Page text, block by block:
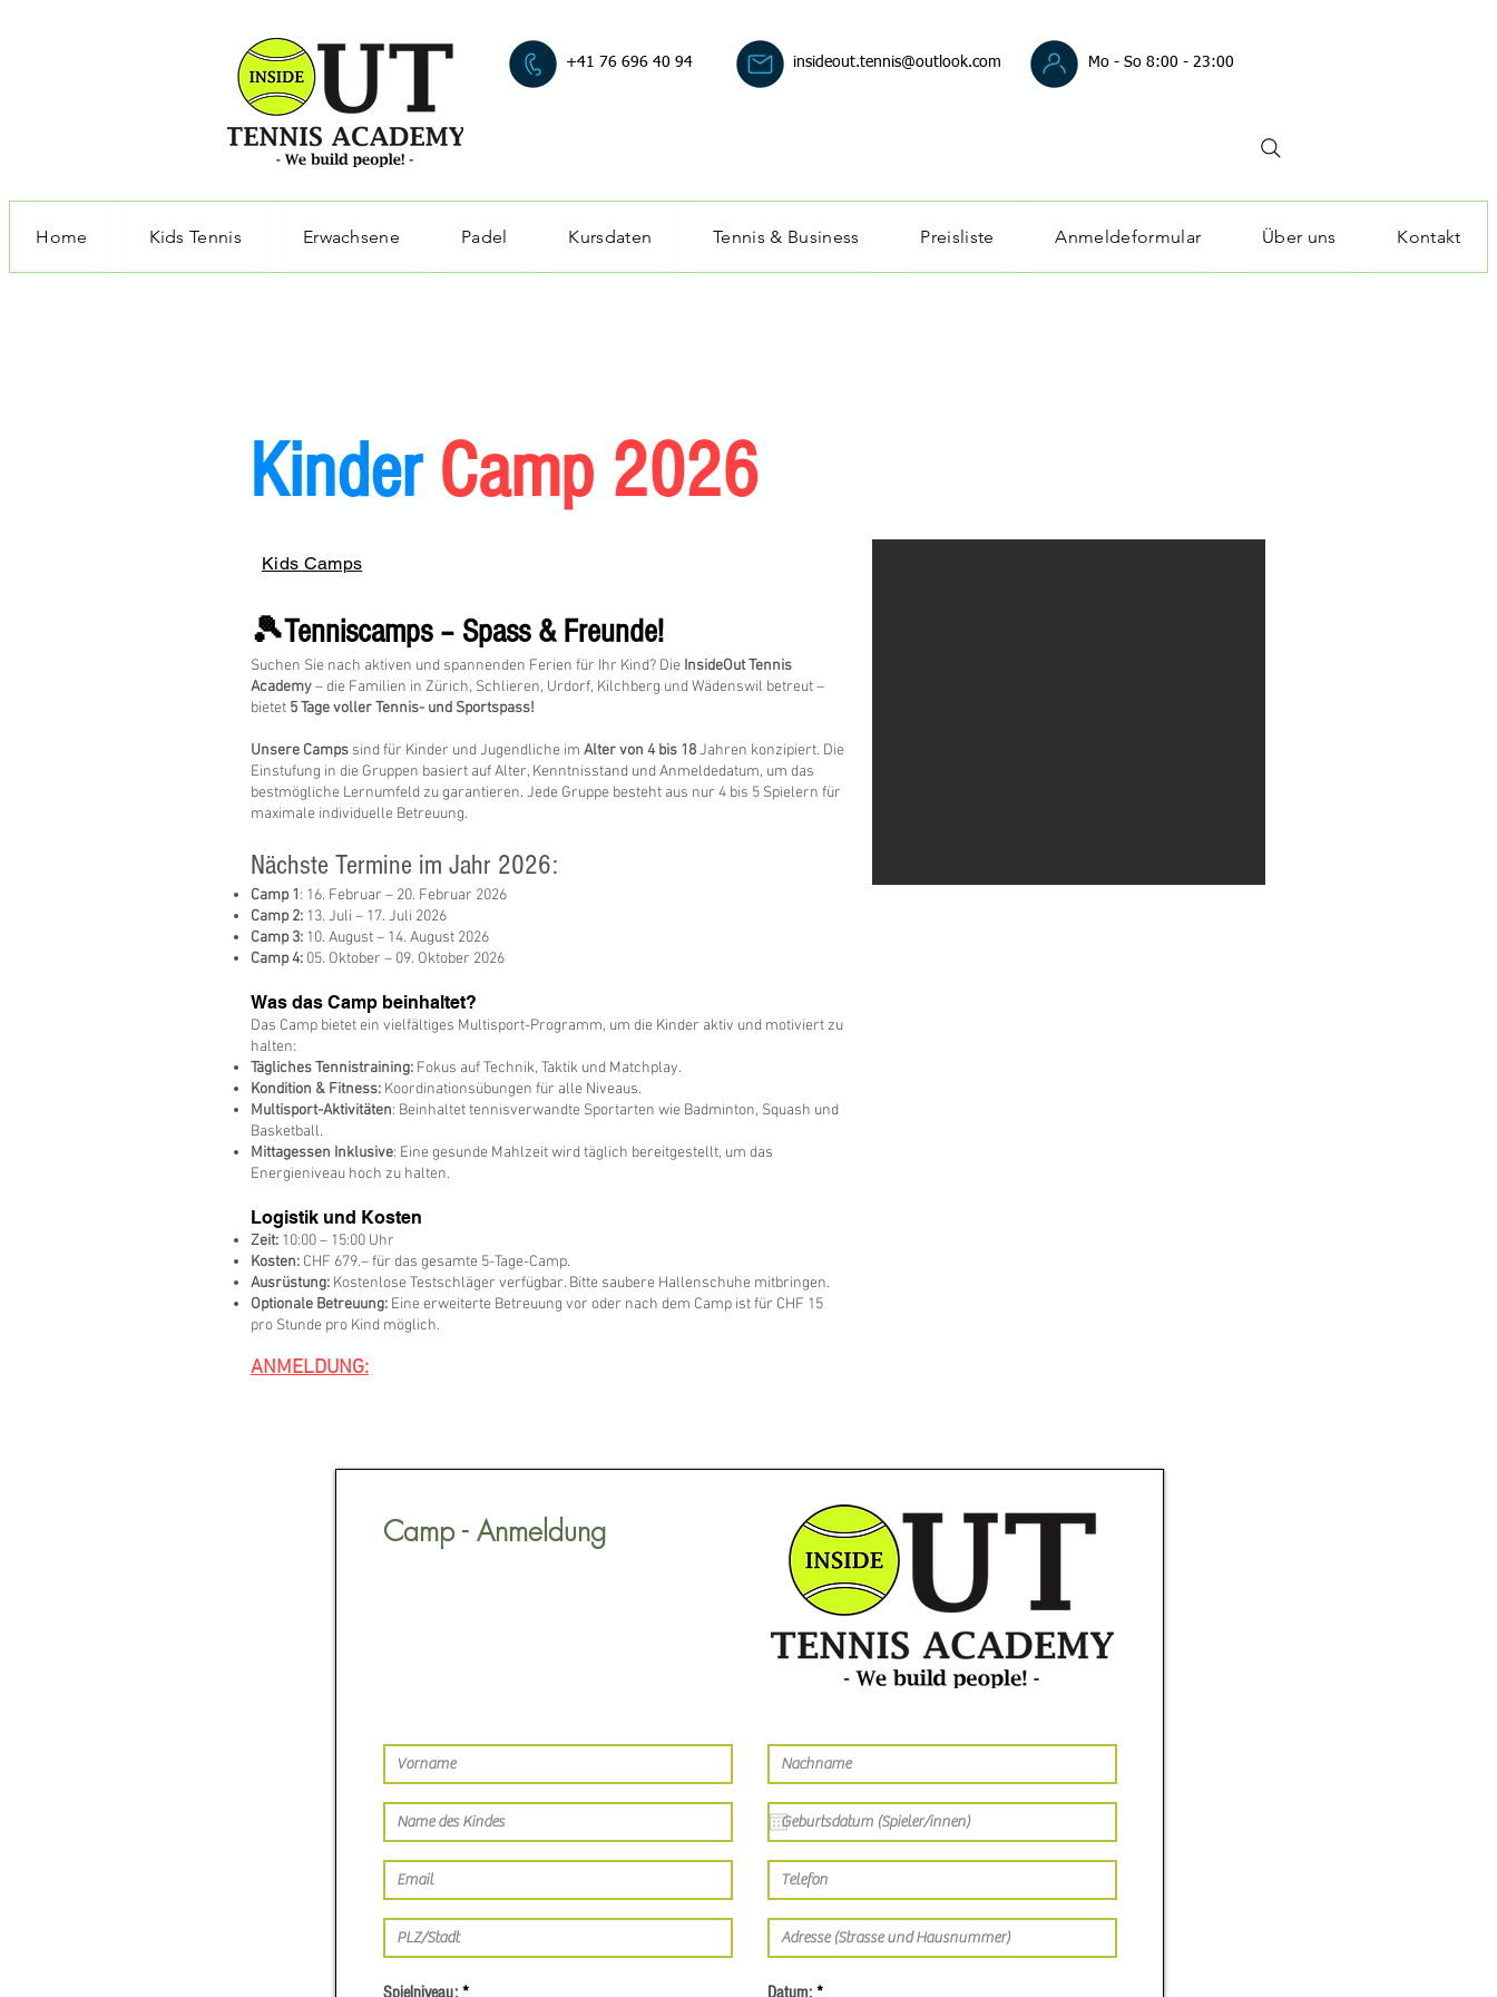
+41 76 696 40 94 insideout.tennis@outlook.com Mo - So 8:00 - 23:00
Home Kids Tennis Erwachsene Padel Kursdaten Tennis & Business Preisliste Anmeldeformular Über uns Kontakt
Kinder Camp 2026
Kids Camps
🎾Tenniscamps – Spass & Freunde!
Suchen Sie nach aktiven und spannenden Ferien für Ihr Kind? Die InsideOut Tennis
Academy– die Familien in Zürich, Schlieren, Urdorf, Kilchberg und Wädenswil betreut –
bietet 5 Tage voller Tennis- und Sportspass!
Unsere Camps sind für Kinder und Jugendliche im Alter von 4 bis 18Jahren konzipiert. Die
Einstufung in die Gruppen basiert auf Alter, Kenntnisstand und Anmeldedatum, um das
bestmögliche Lernumfeld zu garantieren. Jede Gruppe besteht aus nur 4 bis 5 Spielern für
maximale individuelle Betreuung.
Nächste Termine im Jahr 2026:
Camp 1: 16. Februar – 20. Februar 2026
Camp 2: 13. Juli – 17. Juli 2026
Camp 3: 10. August – 14. August 2026
Camp 4: 05. Oktober – 09. Oktober 2026
Was das Camp beinhaltet?
Das Camp bietet ein vielfältiges Multisport-Programm, um die Kinder aktiv und motiviert zu
halten:
Tägliches Tennistraining: Fokus auf Technik, Taktik und Matchplay.
Kondition & Fitness: Koordinationsübungen für alle Niveaus.
Multisport-Aktivitäten: Beinhaltet tennisverwandte Sportarten wie Badminton, Squash und
Basketball.
Mittagessen Inklusive: Eine gesunde Mahlzeit wird täglich bereitgestellt, um das
Energieniveau hoch zu halten.
Logistik und Kosten
Zeit: 10:00 – 15:00 Uhr
Kosten: CHF 679.– für das gesamte 5-Tage-Camp.
Ausrüstung: Kostenlose Testschläger verfügbar. Bitte saubere Hallenschuhe mitbringen.
Optionale Betreuung: Eine erweiterte Betreuung vor oder nach dem Camp ist für CHF 15
pro Stunde pro Kind möglich.
ANMELDUNG:
Camp - Anmeldung
Spielniveau: Datum: